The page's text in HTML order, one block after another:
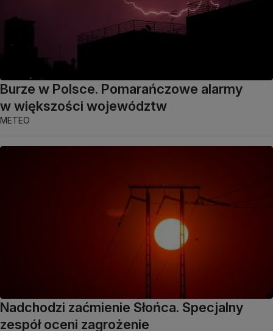
Burze w Polsce. Pomarańczowe alarmy
w większości województw
METEO
Nadchodzi zaćmienie Słońca. Specjalny
zespół oceni zagrożenie